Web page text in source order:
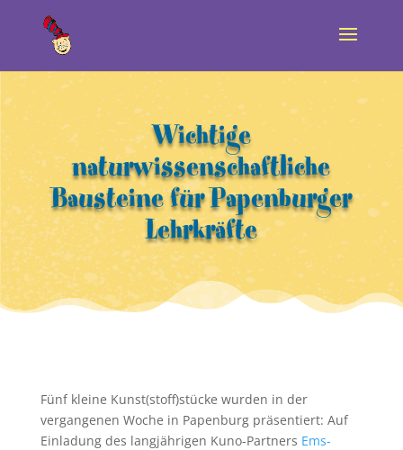
Wichtige
naturwissenschaftliche
Bausteine für Papenburger
Lehrkräfte
Fünf kleine Kunst(stoff)stücke wurden in der
vergangenen Woche in Papenburg präsentiert: Auf
Einladung des langjährigen Kuno-Partners Ems-